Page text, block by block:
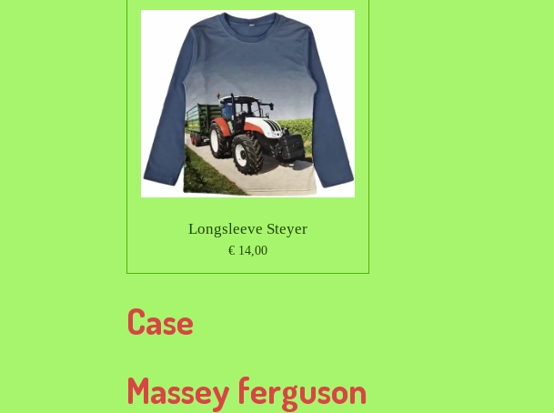
Longsleeve Steyer
€ 14,00
Case
Massey ferguson